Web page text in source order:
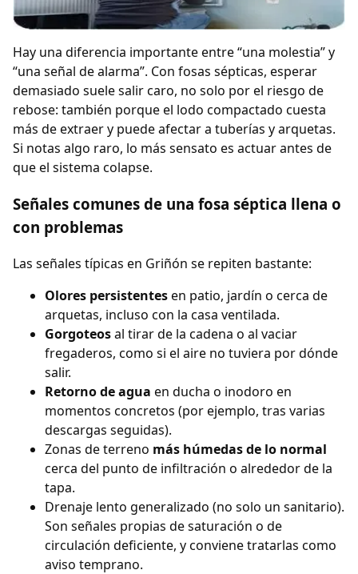
Hay una diferencia importante entre “una molestia” y
“una señal de alarma”. Con fosas sépticas, esperar
demasiado suele salir caro, no solo por el riesgo de
rebose: también porque el lodo compactado cuesta
más de extraer y puede afectar a tuberías y arquetas.
Si notas algo raro, lo más sensato es actuar antes de
que el sistema colapse.
Señales comunes de una fosa séptica llena o
con problemas
Las señales típicas en Griñón se repiten bastante:
Olores persistentesen patio, jardín o cerca de
arquetas, incluso con la casa ventilada.
Gorgoteosal tirar de la cadena o al vaciar
fregaderos, como si el aire no tuviera por dónde
salir.
Retorno de agua en ducha o inodoro en
momentos concretos (por ejemplo, tras varias
descargas seguidas).
Zonas de terreno más húmedas de lo normal
cerca del punto de infiltración o alrededor de la
tapa.
Drenaje lento generalizado (no solo un sanitario).
Son señales propias de saturación o de
circulación deficiente, y conviene tratarlas como
aviso temprano.